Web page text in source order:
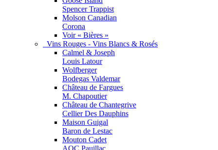
Spencer Trappist
Molson Canadian
Corona
Voir « Bières »
Vins Rouges - Vins Blancs & Rosés
Calmel & Joseph
Louis Latour
Wolfberger
Bodegas Valdemar
Château de Fargues
M. Chapoutier
Château de Chantegrive
Cellier Des Dauphins
Maison Guigal
Baron de Lestac
Mouton Cadet
AOC Pauillac